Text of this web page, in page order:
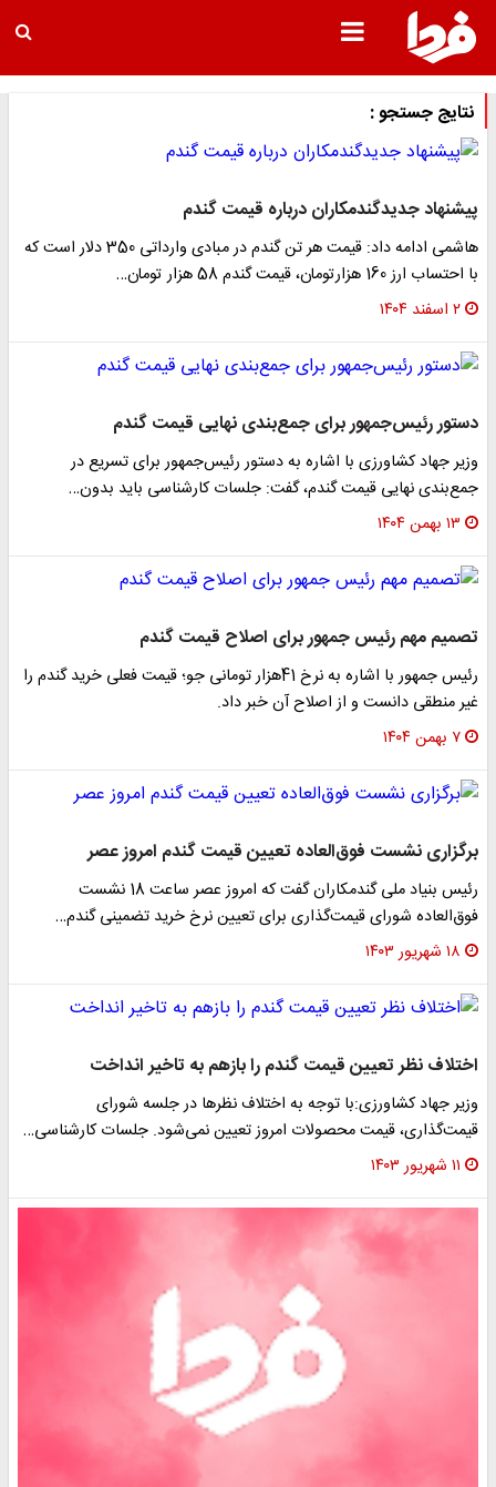
نتایج جستجو :
پیشنهاد جدیدگندمکاران درباره قیمت گندم
هاشمی ادامه داد: قیمت هر تن گندم در مبادی وارداتی 350 دلار است که
با احتساب ارز 160 هزارتومان، قیمت گندم 58 هزار تومان…
۲ اسفند ۱۴۰۴
دستور رئیس‌جمهور برای جمع‌بندی نهایی قیمت گندم
وزیر جهاد کشاورزی با اشاره به دستور رئیس‌جمهور برای تسریع در
جمع‌بندی نهایی قیمت گندم، گفت: جلسات کارشناسی باید بدون…
۱۳ بهمن ۱۴۰۴
تصمیم مهم رئیس جمهور برای اصلاح قیمت گندم
رئیس جمهور با اشاره به نرخ 41هزار تومانی جو؛ قیمت فعلی خرید گندم را
غیر منطقی دانست و از اصلاح آن خبر داد.
۷ بهمن ۱۴۰۴
برگزاری نشست فوق‌العاده تعیین قیمت گندم امروز عصر
رئیس بنیاد ملی گندمکاران گفت که امروز عصر ساعت 18 نشست
فوق‌العاده شورای قیمت‌گذاری برای تعیین نرخ خرید تضمینی گندم…
۱۸ شهریور ۱۴۰۳
اختلاف نظر تعیین قیمت‌ گندم را بازهم به تاخیر انداخت
وزیر جهاد کشاورزی:با توجه به اختلاف نظرها در جلسه شورای
قیمت‌گذاری، قیمت محصولات امروز تعیین نمی‌شود. جلسات کارشناسی…
۱۱ شهریور ۱۴۰۳